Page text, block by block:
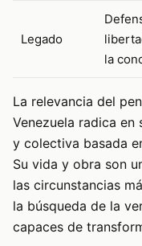
Legado
la
La relevancia del
Venezuela radica
y colectiva basada
Su vida y obra son
las circunstancias
la búsqueda de la
capaces de